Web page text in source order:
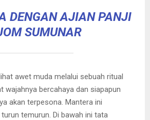
DENGAN AJIAN PANJI
SUMUNAR
awet muda melalui sebuah ritual
wajahnya bercahaya dan siapapun
akan terpesona. Mantera ini
temurun. Di bawah ini tata